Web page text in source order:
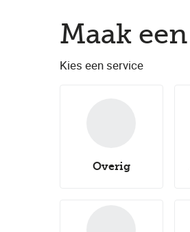
Maak
Kies een service
Overig